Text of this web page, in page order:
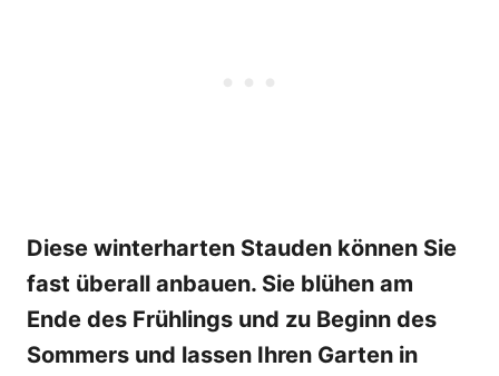
Diese winterharten Stauden können Sie
fast überall anbauen. Sie blühen am
Ende des Frühlings und zu Beginn des
Sommers und lassen Ihren Garten in